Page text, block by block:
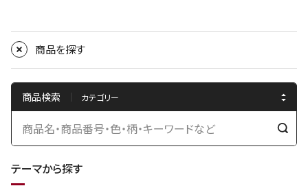
商品を探す
商品検索
検
テーマから探す